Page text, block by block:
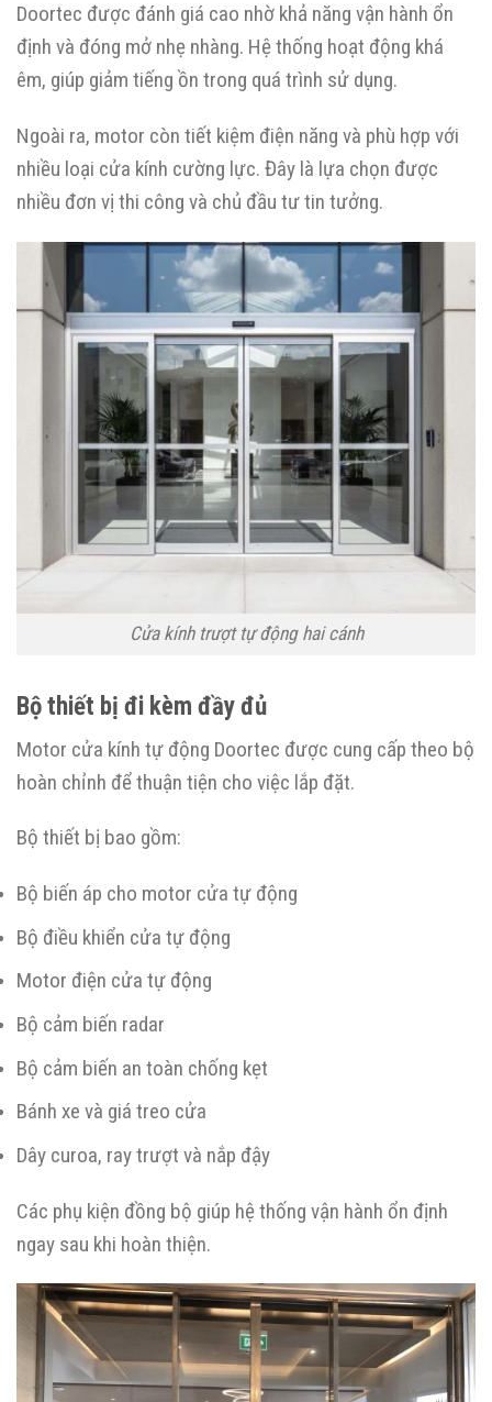
Doortec được đánh giá cao nhờ khả năng vận hành ổn
định và đóng mở nhẹ nhàng. Hệ thống hoạt động khá
êm, giúp giảm tiếng ồn trong quá trình sử dụng.
Ngoài ra, motor còn tiết kiệm điện năng và phù hợp với
nhiều loại cửa kính cường lực. Đây là lựa chọn được
nhiều đơn vị thi công và chủ đầu tư tin tưởng.
Cửa kính trượt tự động hai cánh
Bộ thiết bị đi kèm đầy đủ
Motor cửa kính tự động Doortec được cung cấp theo bộ
hoàn chỉnh để thuận tiện cho việc lắp đặt.
Bộ thiết bị bao gồm:
Bộ biến áp cho motor cửa tự động
Bộ điều khiển cửa tự động
Motor điện cửa tự động
Bộ cảm biến radar
Bộ cảm biến an toàn chống kẹt
Bánh xe và giá treo cửa
Dây curoa, ray trượt và nắp đậy
Các phụ kiện đồng bộ giúp hệ thống vận hành ổn định
ngay sau khi hoàn thiện.